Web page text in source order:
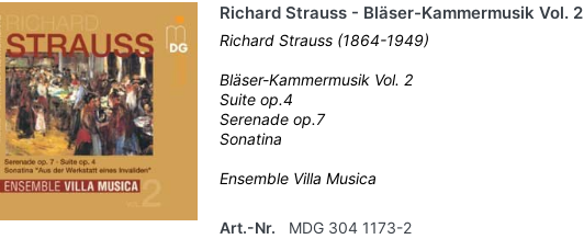
Richard Strauss - Bläser-Kammermusik Vol. 2
Richard Strauss (1864-1949)
Bläser-Kammermusik Vol. 2
Suite op.4
Serenade op.7
Sonatina
Ensemble Villa Musica
Art.-Nr. MDG 304 1173-2